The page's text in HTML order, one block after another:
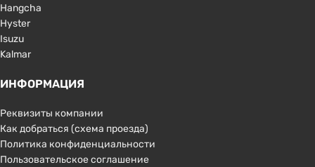
Hangcha
Hyster
Isuzu
Kalmar
ИНФОРМАЦИЯ
Реквизиты компании
Как добраться (схема проезда)
Политика конфиденциальности
Пользовательское соглашение